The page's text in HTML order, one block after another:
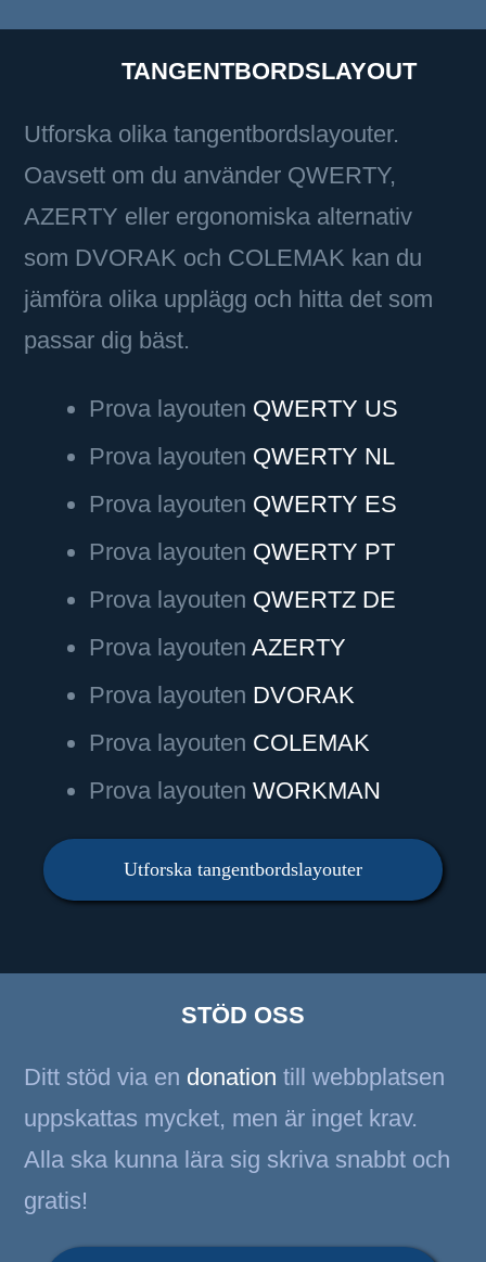
TANGENTBORDSLAYOUT
Utforska olika tangentbordslayouter.
Oavsett om du använder QWERTY,
AZERTY eller ergonomiska alternativ
som DVORAK och COLEMAK kan du
jämföra olika upplägg och hitta det som
passar dig bäst.
Prova layouten QWERTY US
Prova layouten QWERTY NL
Prova layouten QWERTY ES
Prova layouten QWERTY PT
Prova layouten QWERTZ DE
Prova layouten AZERTY
Prova layouten DVORAK
Prova layouten COLEMAK
Prova layouten WORKMAN
Utforska tangentbordslayouter
STÖD OSS
Ditt stöd via en donation till webbplatsen
uppskattas mycket, men är inget krav.
Alla ska kunna lära sig skriva snabbt och
gratis!